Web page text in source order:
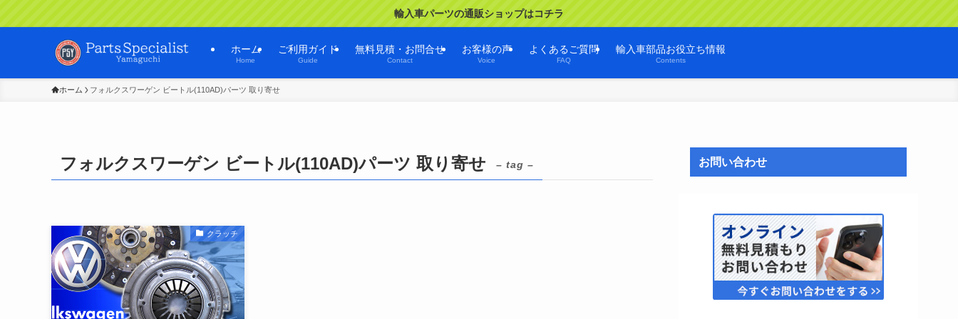
輸入車パーツの通販ショップはコチラ
ホーム
Home
ご利用ガイド
Guide
無料見積・お問合せ
Contact
お客様の声
Voice
よくあるご質問
FAQ
輸入車部品お役立ち情報
Contents
ホーム フォルクスワーゲン ビートル(110AD)パーツ 取り寄せ
フォルクスワーゲン ビートル(110AD)パーツ 取り寄せ – tag –
クラッチ
お問い合わせ